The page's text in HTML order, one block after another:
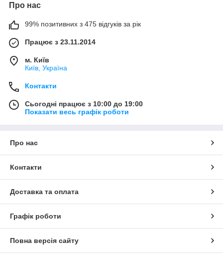
Про нас
99% позитивних з 475 відгуків за рік
Працює з 23.11.2014
м. Київ
Київ, Україна
Контакти
Сьогодні працює з 10:00 до 19:00
Показати весь графік роботи
Про нас
Контакти
Доставка та оплата
Графік роботи
Повна версія сайту